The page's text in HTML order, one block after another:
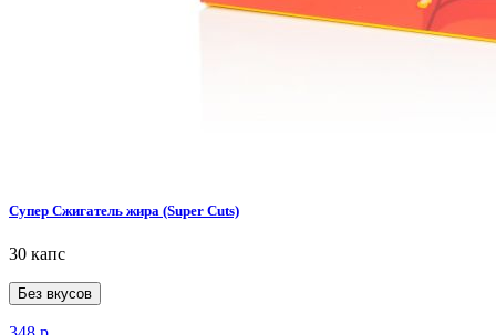
Супер Сжигатель жира (Super Cuts)
30 капс
Без вкусов